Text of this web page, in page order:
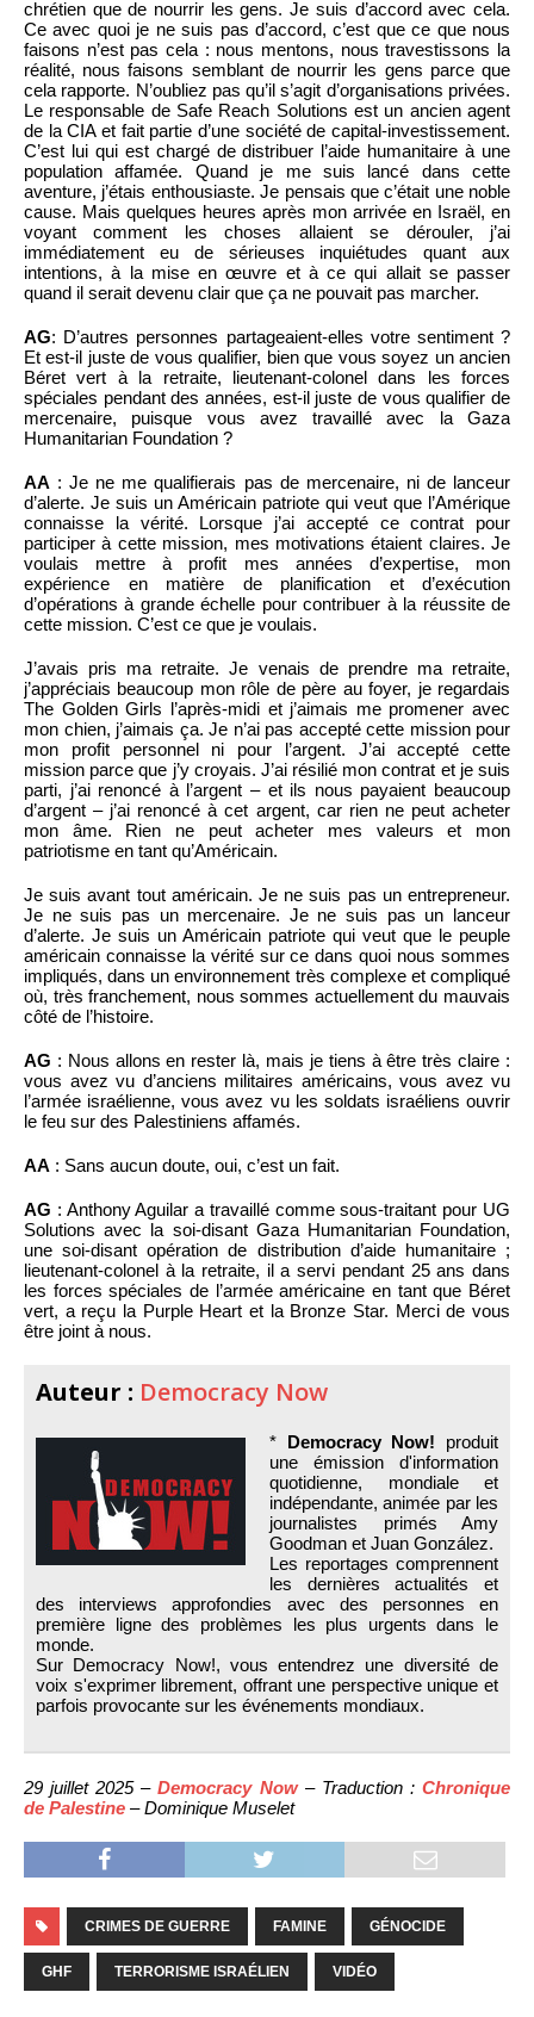
chrétien que de nourrir les gens. Je suis d’accord avec cela.
Ce avec quoi je ne suis pas d’accord, c’est que ce que nous
faisons n’est pas cela : nous mentons, nous travestissons la
réalité, nous faisons semblant de nourrir les gens parce que
cela rapporte. N’oubliez pas qu’il s’agit d’organisations privées.
Le responsable de Safe Reach Solutions est un ancien agent
de la CIA et fait partie d’une société de capital-investissement.
C’est lui qui est chargé de distribuer l’aide humanitaire à une
population affamée. Quand je me suis lancé dans cette
aventure, j’étais enthousiaste. Je pensais que c’était une noble
cause. Mais quelques heures après mon arrivée en Israël, en
voyant comment les choses allaient se dérouler, j’ai
immédiatement eu de sérieuses inquiétudes quant aux
intentions, à la mise en œuvre et à ce qui allait se passer
quand il serait devenu clair que ça ne pouvait pas marcher.
AG: D’autres personnes partageaient-elles votre sentiment ?
Et est-il juste de vous qualifier, bien que vous soyez un ancien
Béret vert à la retraite, lieutenant-colonel dans les forces
spéciales pendant des années, est-il juste de vous qualifier de
mercenaire, puisque vous avez travaillé avec la Gaza
Humanitarian Foundation ?
AA : Je ne me qualifierais pas de mercenaire, ni de lanceur
d’alerte. Je suis un Américain patriote qui veut que l’Amérique
connaisse la vérité. Lorsque j’ai accepté ce contrat pour
participer à cette mission, mes motivations étaient claires. Je
voulais mettre à profit mes années d’expertise, mon
expérience en matière de planification et d’exécution
d’opérations à grande échelle pour contribuer à la réussite de
cette mission. C’est ce que je voulais.
J’avais pris ma retraite. Je venais de prendre ma retraite,
j’appréciais beaucoup mon rôle de père au foyer, je regardais
The Golden Girls l’après-midi et j’aimais me promener avec
mon chien, j’aimais ça. Je n’ai pas accepté cette mission pour
mon profit personnel ni pour l’argent. J’ai accepté cette
mission parce que j’y croyais. J’ai résilié mon contrat et je suis
parti, j’ai renoncé à l’argent – et ils nous payaient beaucoup
d’argent – j’ai renoncé à cet argent, car rien ne peut acheter
mon âme. Rien ne peut acheter mes valeurs et mon
patriotisme en tant qu’Américain.
Je suis avant tout américain. Je ne suis pas un entrepreneur.
Je ne suis pas un mercenaire. Je ne suis pas un lanceur
d’alerte. Je suis un Américain patriote qui veut que le peuple
américain connaisse la vérité sur ce dans quoi nous sommes
impliqués, dans un environnement très complexe et compliqué
où, très franchement, nous sommes actuellement du mauvais
côté de l’histoire.
AG : Nous allons en rester là, mais je tiens à être très claire :
vous avez vu d’anciens militaires américains, vous avez vu
l’armée israélienne, vous avez vu les soldats israéliens ouvrir
le feu sur des Palestiniens affamés.
AA : Sans aucun doute, oui, c’est un fait.
AG : Anthony Aguilar a travaillé comme sous-traitant pour UG
Solutions avec la soi-disant Gaza Humanitarian Foundation,
une soi-disant opération de distribution d’aide humanitaire ;
lieutenant-colonel à la retraite, il a servi pendant 25 ans dans
les forces spéciales de l’armée américaine en tant que Béret
vert, a reçu la Purple Heart et la Bronze Star. Merci de vous
être joint à nous.
Auteur : Democracy Now
* Democracy Now! produit
une émission d'information
quotidienne, mondiale et
indépendante, animée par les
journalistes primés Amy
Goodman et Juan González.
Les reportages comprennent
les dernières actualités et
des interviews approfondies avec des personnes en
première ligne des problèmes les plus urgents dans le
monde.
Sur Democracy Now!, vous entendrez une diversité de
voix s'exprimer librement, offrant une perspective unique et
parfois provocante sur les événements mondiaux.
29 juillet 2025 –Democracy Now– Traduction :Chronique
de Palestine – Dominique Muselet
CRIMES DE GUERRE FAMINE GÉNOCIDE
GHF TERRORISME ISRAÉLIEN VIDÉO